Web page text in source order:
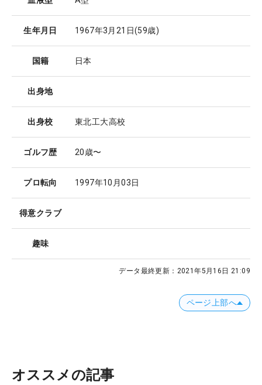
生年月日 1967年3月21日(59歳)
国籍 日本
出身地
出身校 東北工大高校
ゴルフ歴 20歳〜
プロ転向 1997年10月03日
得意クラブ
趣味
データ最終更新： 2021年5月16日 21:09
ページ上部へ
オススメの記事